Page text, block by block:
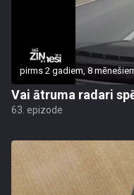
pirms 2 gadiem, 8
Vai ātruma radari
63. epizode